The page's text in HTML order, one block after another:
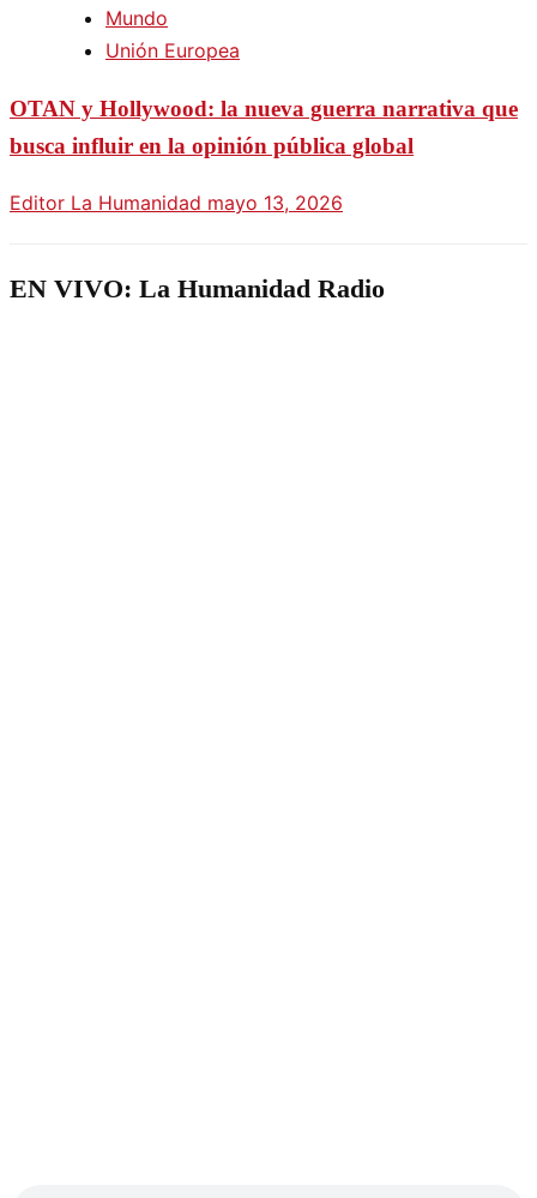
Mundo
Unión Europea
OTAN y Hollywood: la nueva guerra narrativa que
busca influir en la opinión pública global
Editor La Humanidad mayo 13, 2026
EN VIVO: La Humanidad Radio